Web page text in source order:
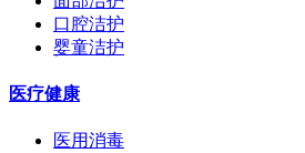
口腔洁护
婴童洁护
医疗健康
医用消毒